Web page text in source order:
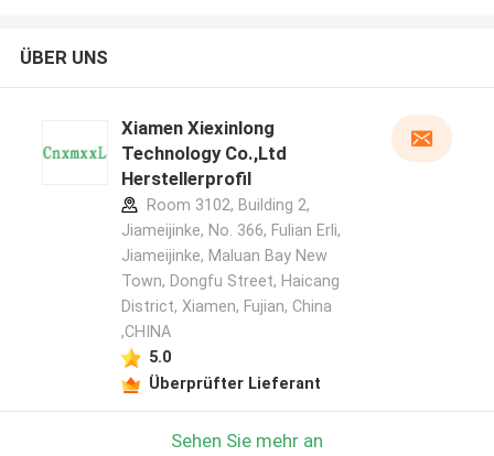
ÜBER UNS
Xiamen Xiexinlong
Technology Co.,Ltd
Herstellerprofil
Room 3102, Building 2,
Jiameijinke, No. 366, Fulian Erli,
Jiameijinke, Maluan Bay New
Town, Dongfu Street, Haicang
District, Xiamen, Fujian, China
,CHINA
5.0
Überprüfter Lieferant
Sehen Sie mehr an